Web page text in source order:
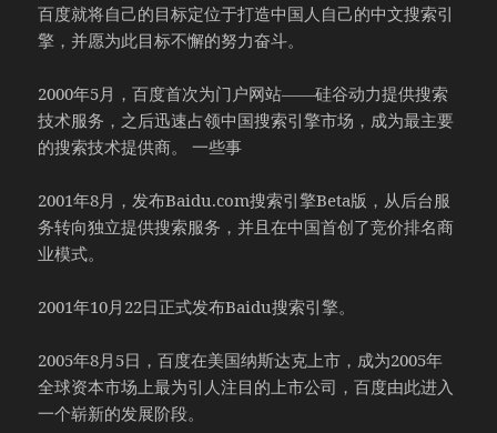
百度就将自己的目标定位于打造中国人自己的中文搜索引
擎，并愿为此目标不懈的努力奋斗。
2000年5月，百度首次为门户网站——硅谷动力提供搜索
技术服务，之后迅速占领中国搜索引擎市场，成为最主要
的搜索技术提供商。 一些事
2001年8月，发布Baidu.com搜索引擎Beta版，从后台服
务转向独立提供搜索服务，并且在中国首创了竞价排名商
业模式。
2001年10月22日正式发布Baidu搜索引擎。
2005年8月5日，百度在美国纳斯达克上市，成为2005年
全球资本市场上最为引人注目的上市公司，百度由此进入
一个崭新的发展阶段。